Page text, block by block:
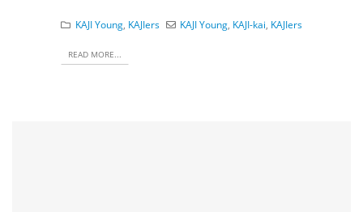
KAJI Young, KAJIers KAJI Young KAJI-kai KAJIers
READ MORE...